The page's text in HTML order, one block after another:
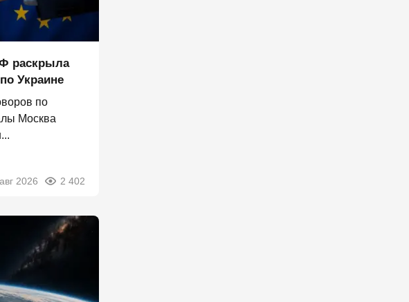
раскрыла
Украине
по
Москва
2026 2 402